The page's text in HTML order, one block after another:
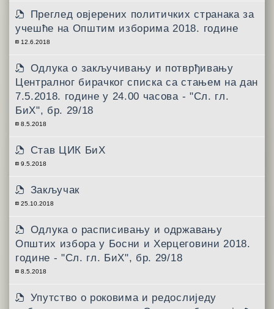
Преглед овјерених политичких странака за
учешће на Општим изборима 2018. године
12.6.2018
Одлукa о закључивању и потврђивању
Централног бирачког списка са стањем на дан
7.5.2018. године у 24.00 часова - "Сл. гл.
БиХ", бр. 29/18
8.5.2018
Став ЦИК БиХ
9.5.2018
Закључак
25.10.2018
Одлукa о расписивању и одржавању
Општих избора у Босни и Херцеговини 2018.
године - "Сл. гл. БиХ", бр. 29/18
8.5.2018
Упутствo о роковима и редослиједу